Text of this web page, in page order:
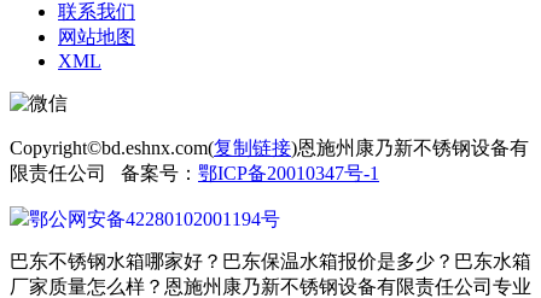
联系我们
网站地图
XML
Copyright©bd.eshnx.com(复制链接)恩施州康乃新不锈钢设备有
限责任公司 备案号： 鄂ICP备20010347号-1
鄂公网安备42280102001194号
巴东不锈钢水箱哪家好？巴东保温水箱报价是多少？巴东水箱
厂家质量怎么样？恩施州康乃新不锈钢设备有限责任公司专业